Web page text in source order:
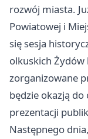
rozwój miasta.
Powiatowej i
się sesja
olkuskich Żydów
zorganizowane
będzie okazją
prezentacji
Następnego dnia,